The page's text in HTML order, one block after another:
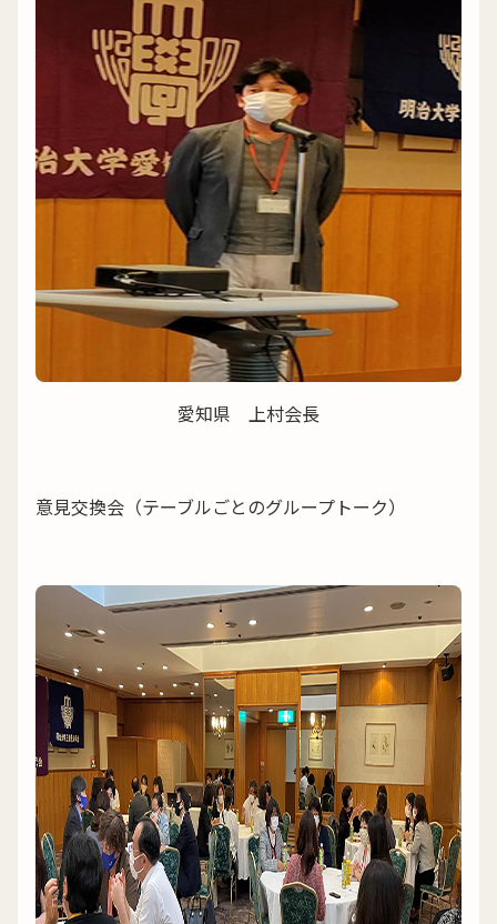
愛知県 上村会長
意見交換会（テーブルごとのグループトーク）